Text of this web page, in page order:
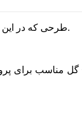
طرحی که دروطن فتو آماده دانلود کرده ایم یک بکگراند کاملا لایه باز مناسب برای پروژه آتلیه عکس و کارت پستال عاشقانه می باشد.
مناسب برای